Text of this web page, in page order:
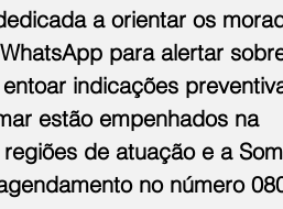
a orientar os
para alertar
indicações
estão empenhados na
de atuação e a
no número